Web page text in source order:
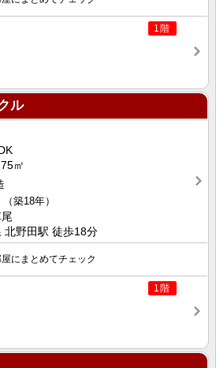
1階
ル
㎡
（築18年）
北野田駅 徒歩18分
にまとめてチェック
1階